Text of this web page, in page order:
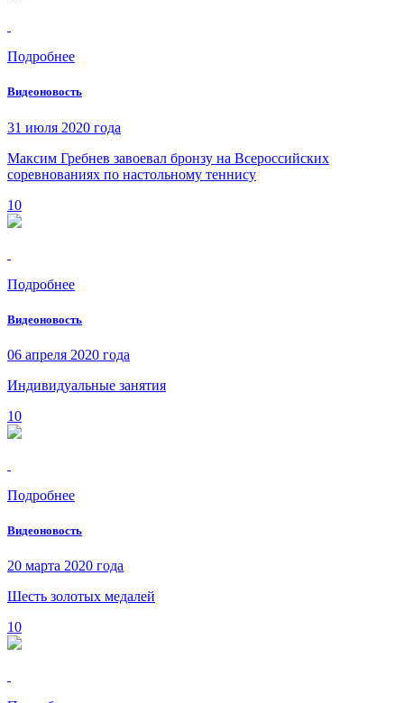
Подробнее
Видеоновость
31 июля 2020 года
Максим Гребнев завоевал бронзу на Всероссийских
соревнованиях по настольному теннису
10
Подробнее
Видеоновость
06 апреля 2020 года
Индивидуальные занятия
10
Подробнее
Видеоновость
20 марта 2020 года
Шесть золотых медалей
10